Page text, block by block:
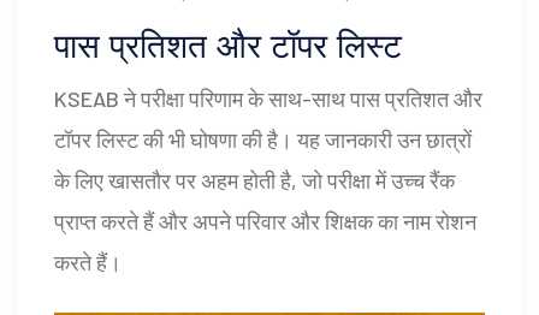
पास प्रतिशत और टॉपर लिस्ट
KSEAB ने परीक्षा परिणाम के साथ-साथ पास प्रतिशत और
टॉपर लिस्ट की भी घोषणा की है। यह जानकारी उन छात्रों
के लिए खासतौर पर अहम होती है, जो परीक्षा में उच्च रैंक
प्राप्त करते हैं और अपने परिवार और शिक्षक का नाम रोशन
करते हैं।